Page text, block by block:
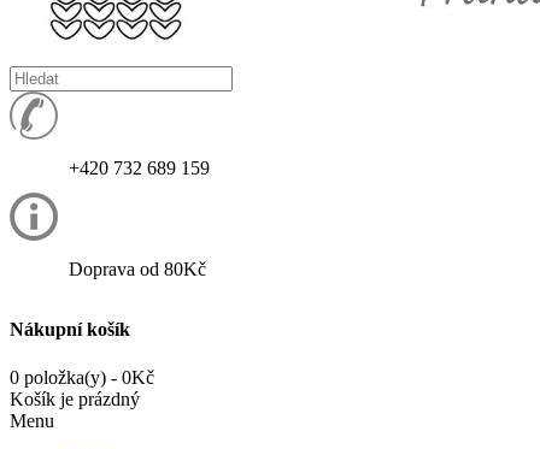
+420 732 689 159
Doprava od 80Kč
Nákupní košík
0 položka(y) - 0Kč
Košík je prázdný
Menu